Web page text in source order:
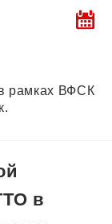
рамках ВФСК
в